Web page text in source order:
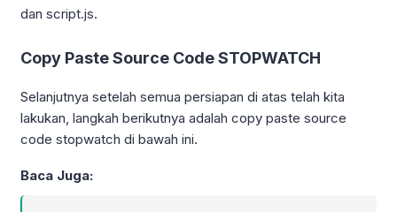
dan script.js.
Copy Paste Source Code STOPWATCH
Selanjutnya setelah semua persiapan di atas telah kita
lakukan, langkah berikutnya adalah copy paste source
code stopwatch di bawah ini.
Baca Juga: